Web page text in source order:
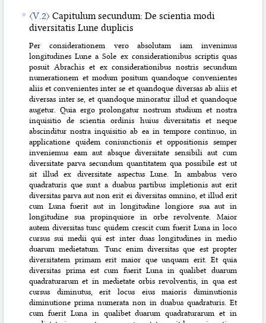
〈V.2〉 Capitulum secundum: De scientia modi
diversitatis Lune duplicis
Per considerationem vero absolutam iam invenimus
longitudines Lune a Sole ex considerationibus scriptis quas
posuit Abrachis et ex considerationibus nostris secundum
numerationem et modum positum quandoque convenientes
aliis et convenientes inter se et quandoque diversas ab aliis et
diversas inter se, et quandoque minoratur illud et quandoque
augetur. Quia ergo prolongatur nostrum studium et nostra
inquisitio de scientia ordinis huius diversitatis et neque
abscinditur nostra inquisitio ab ea in tempore continuo, in
applicatione quidem coniunctionis et oppositionis semper
inveniemus eamaut absque diversitate sensibili aut cum
diversitate parva secundum quantitatem qua possibile est ut
sit illud ex diversitate aspectus Lune. In ambabus vero
quadraturis que sunt a duabus partibus impletionis aut erit
diversitas parva aut non erit ei diversitas omnino, et illud erit
cum Luna fuerit aut in longitudine longiore sua aut in
longitudine sua propinquiore in orbe revolvente. Maior
autem diversitas tunc quidem crescit cum fuerit Luna in loco
cursus sui medii qui est inter duas longitudines in medio
duarum medietatum. Tunc enim diversitas que est propter
diversitatem primam erit maior que unquam erit. Et quia
diversitas prima est cum fuerit Luna in qualibet duarum
quadraturarum et in medietate orbis revolventis, in qua est
cursus diminutus, erit locus eius maioris diminutionis
diminutione prima numerata non in duabus quadraturis. Et
cum fuerit Luna in qualibet duarum quadraturarum et in